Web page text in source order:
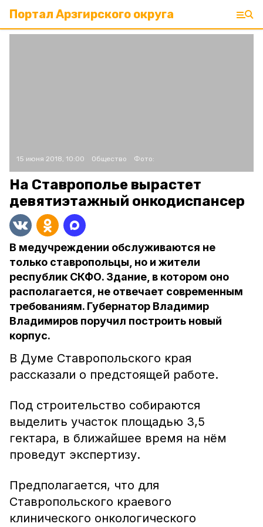
Портал Арзгирского округа
15 июня 2018, 10:00 Общество Фото:
На Ставрополье вырастет
девятиэтажный онкодиспансер
В медучреждении обслуживаются не
только ставропольцы, но и жители
республик СКФО. Здание, в котором оно
располагается, не отвечает современным
требованиям. Губернатор Владимир
Владимиров поручил построить новый
корпус.
В Думе Ставропольского края
рассказали о предстоящей работе.
Под строительство собираются
выделить участок площадью 3,5
гектара, в ближайшее время на нём
проведут экспертизу.
Предполагается, что для
Ставропольского краевого
клинического онкологического